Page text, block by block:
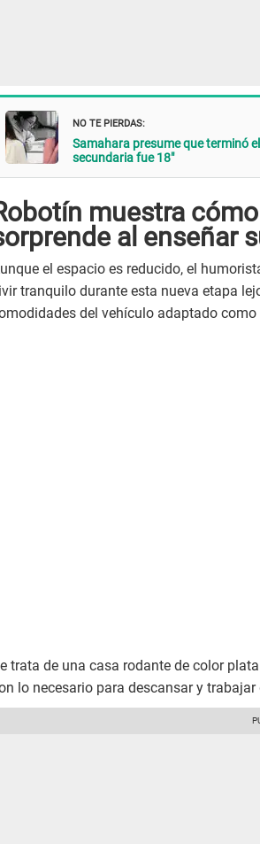
NO TE PIERDAS:
Samahara presume que terminó
secundaria fue 18"
muestra
al enseñar
el espacio es reducido, el
tranquilo durante esta nueva etapa
del vehículo adaptado como
trata de una casa rodante de color
lo necesario para descansar y trabajar